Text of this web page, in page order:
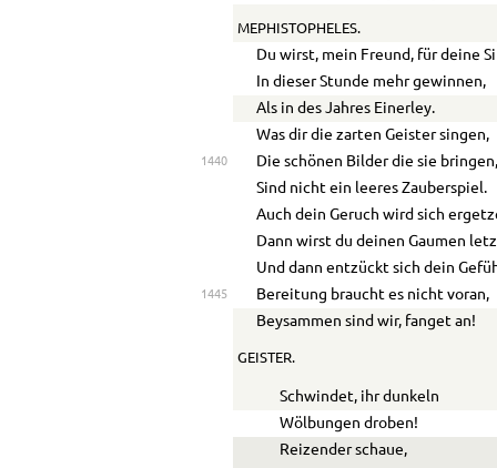
MEPHISTOPHELES.
Du wirst, mein Freund, für deine
In dieser Stunde mehr gewinnen,
Als in des Jahres Einerley.
Was dir die zarten Geister singen,
1440
Die schönen Bilder die sie
Sind nicht ein leeres Zauberspiel.
Auch dein Geruch wird sich
Dann wirst du deinen Gaumen
Und dann entzückt sich dein
1445
Bereitung braucht es nicht voran,
Beysammen sind wir, fanget an!
GEISTER.
Schwindet, ihr dunkeln
Wölbungen droben!
Reizender schaue,